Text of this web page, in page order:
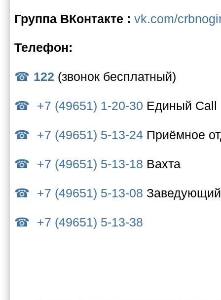
Группа ВКонтакте : vk.com/
Телефон:
122 (звонок бесплатный)
+7 (49651) 1-20-30 Единый Call
+7 (49651) 5-13-24 Приёмное
+7 (49651) 5-13-18 Вахта
+7 (49651) 5-13-08
+7 (49651) 5-13-38